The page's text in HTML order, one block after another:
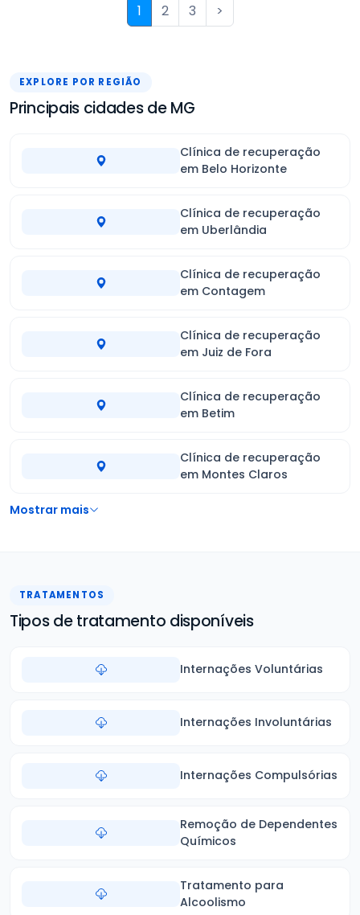
1 2 3 >
EXPLORE POR REGIÃO
Principais cidades de MG
Clínica de recuperação
em Belo Horizonte
Clínica de recuperação
em Uberlândia
Clínica de recuperação
em Contagem
Clínica de recuperação
em Juiz de Fora
Clínica de recuperação
em Betim
Clínica de recuperação
em Montes Claros
Mostrar mais
TRATAMENTOS
Tipos de tratamento disponíveis
Internações Voluntárias
Internações Involuntárias
Internações Compulsórias
Remoção de Dependentes
Químicos
Tratamento para
Alcoolismo